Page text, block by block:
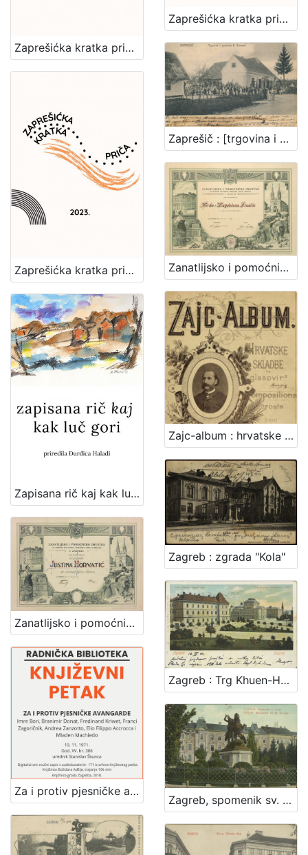
Zaprešićka kratka priča 2025. : nagrađene i pohvaljene priče
Zaprešićka kratka priča 2024. : nagrađene i pohvaljene priče
Zaprešićka kratka priča 2023. : nagrađene i pohvaljene priče
Zaprešič : [trgovina i gostiona F. Ermann]
Zapisana rič kaj kak luč gori : zajednička zbirka poezije članova Udruge "Vladimir Maleković" / priredila Đurđica Haladi ; [tekstovi o pjesnicima Snježana Zrinjan]
Zanatlijsko i pomoćničko društvo za podporu bolestnika, nemoćnika, udova i siročadi : [povelja]
Zanatlijsko i pomoćničko društvo za podporu bolestnika, nemoćnika, udova i siročadi
Zajc-album : hrvatske skladbe za glasovir
Za i protiv pjesničke avangarde : Književni petak, dvorana u Novinarskom domu, 19. 11. 1971., br. 386 / Imre Bori, Branimir Donat, Ferdinand Kriwet, Vagn Steen, Franci Zagoričnik, Andrea Zanzotto, Ellio Philoppo Accrocca i Mladen Machiedo ; urednik Stanislav Škunca
Zagreb : zgrada "Kola"
Zagreb : Trg Khuen-Hedervary-jev = Agram : Place Khuen-Hedervary
Zagreb, spomenik sv. Jurja = Agram, monument de St. George